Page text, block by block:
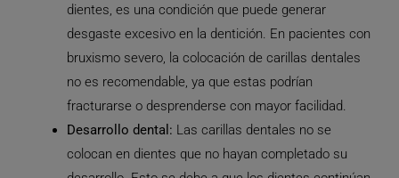
dientes, es una condición que puede generar
desgaste excesivo en la dentición. En pacientes con
bruxismo severo, la colocación de carillas dentales
no es recomendable, ya que estas podrían
fracturarse o desprenderse con mayor facilidad.
Desarrollo dental: Las carillas dentales no se
colocan en dientes que no hayan completado su